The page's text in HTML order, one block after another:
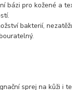
bázi pro kožené a
bakterií,
sprej na kůži i